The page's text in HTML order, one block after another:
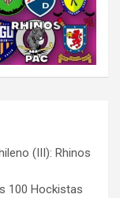
(III): Rhinos
100 Hockistas